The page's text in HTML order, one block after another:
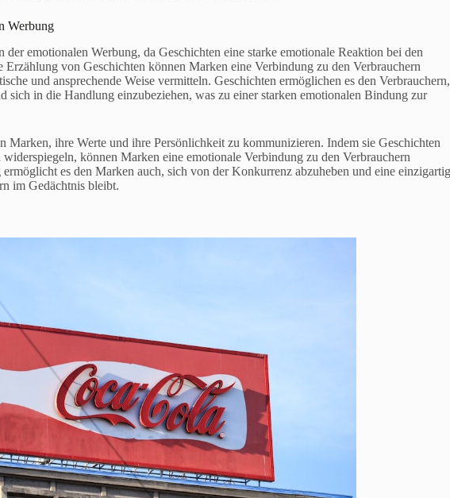
Werbung
emotionalen Werbung, da Geschichten eine starke emotionale Reaktion bei den
von Geschichten können Marken eine Verbindung zu den Verbrauchern
und ansprechende Weise vermitteln. Geschichten ermöglichen es den Verbrauchern,
sich in die Handlung einzubeziehen, was zu einer starken emotionalen Bindung zur
Marken, ihre Werte und ihre Persönlichkeit zu kommunizieren. Indem sie Geschichten
können Marken eine emotionale Verbindung zu den Verbrauchern
es den Marken auch, sich von der Konkurrenz abzuheben und eine
im Gedächtnis bleibt.